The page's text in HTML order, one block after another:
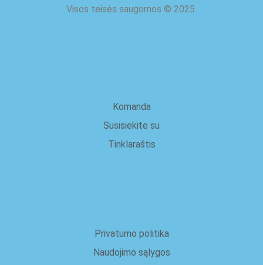
Visos teisės saugomos © 2025.
Komanda
Susisiekite su
Tinklaraštis
Privatumo politika
Naudojimo sąlygos